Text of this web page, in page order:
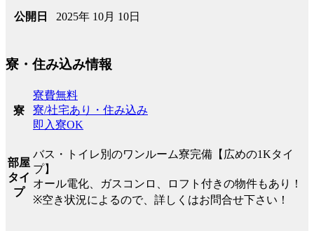
公開日 2025年 10月 10日
寮・住み込み情報
寮
寮費無料
寮/社宅あり・住み込み
即入寮OK
部屋
タイ
プ
バス・トイレ別のワンルーム寮完備【広めの1Kタイ
プ】
オール電化、ガスコンロ、ロフト付きの物件もあり！
※空き状況によるので、詳しくはお問合せ下さい！